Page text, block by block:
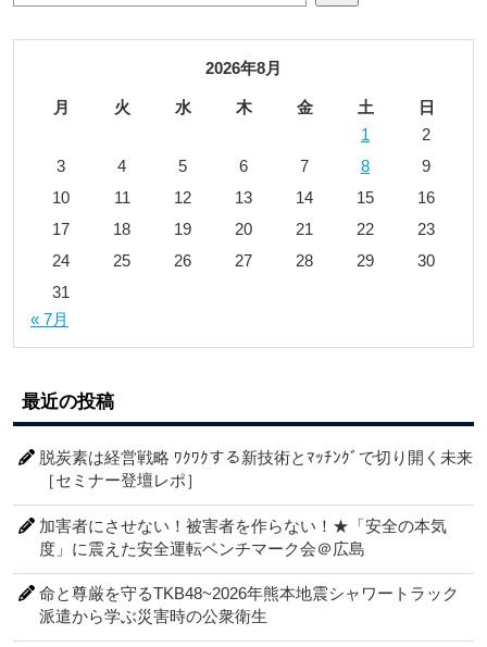
2026年8月
月 火 水 木 金 土
日
1
2
3
4 5 6 7 8
9
10
11 12 13 14 15
16
17
18 19 20 21 22
23
24
25 26 27 28 29
30
31
« 7月
最近の投稿
脱炭素は経営戦略 ﾜｸﾜｸする新技術とﾏｯﾁﾝｸﾞで切り開く未来
［セミナー登壇レポ］
加害者にさせない！被害者を作らない！★「安全の本気
度」に震えた安全運転ベンチマーク会＠広島
命と尊厳を守るTKB48~2026年熊本地震シャワートラック
派遣から学ぶ災害時の公衆衛生